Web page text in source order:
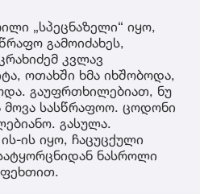
„სპეცნაზელი“ იყო,
გამოიძახეს,
კვლავ
ოთახში ხმა იხშობოდა,
გაუფრთხილებიათ, ნუ
მოვა სასწრაფოო. ცოდონი
გასულა.
ის იყო, ჩაცუცქული
ნასროლი
ფეხთით.